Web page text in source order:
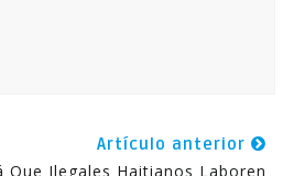
Artículo anterior
Que Ilegales Haitianos Laboren